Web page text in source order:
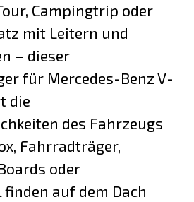
Campingtrip oder
mit Leitern und
– dieser
für Mercedes-Benz V-
die
des Fahrzeugs
Fahrradträger,
oder
auf dem Dach